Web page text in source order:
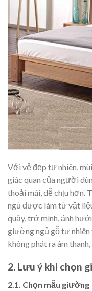
Với vẻ đẹp tự nhiên,
giác quan của người
thoải mái, dễ chịu hơn.
ngủ được làm từ vật
quậy, trở mình, ảnh
giường ngủ gỗ tự nhiên
không phát ra âm
2. Lưu ý khi chọn
2.1. Chọn mẫu giường